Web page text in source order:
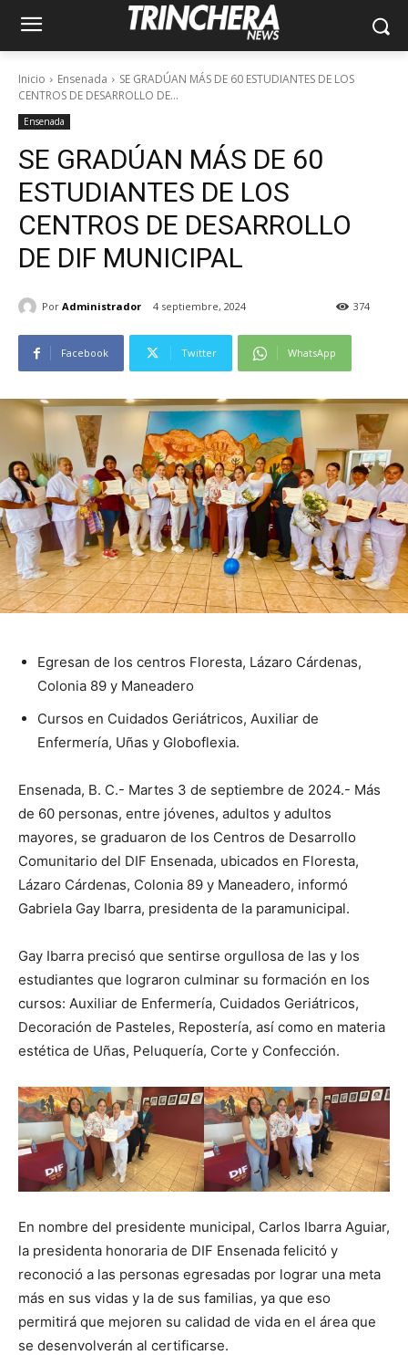
Inicio Ensenada
SE GRADÚAN MÁS DE 60 ESTUDIANTES DE LOS
CENTROS DE DESARROLLO DE...
Ensenada
SE GRADÚAN MÁS DE 60
ESTUDIANTES DE LOS
CENTROS DE DESARROLLO
DE DIF MUNICIPAL
Por Administrador 4 septiembre, 2024 374
Facebook Twitter WhatsApp
Egresan de los centros Floresta, Lázaro Cárdenas,
Colonia 89 y Maneadero
Cursos en Cuidados Geriátricos, Auxiliar de
Enfermería, Uñas y Globoflexia.
Ensenada, B. C.- Martes 3 de septiembre de 2024.- Más
de 60 personas, entre jóvenes, adultos y adultos
mayores, se graduaron de los Centros de Desarrollo
Comunitario del DIF Ensenada, ubicados en Floresta,
Lázaro Cárdenas, Colonia 89 y Maneadero, informó
Gabriela Gay Ibarra, presidenta de la paramunicipal.
Gay Ibarra precisó que sentirse orgullosa de las y los
estudiantes que lograron culminar su formación en los
cursos: Auxiliar de Enfermería, Cuidados Geriátricos,
Decoración de Pasteles, Repostería, así como en materia
estética de Uñas, Peluquería, Corte y Confección.
En nombre del presidente municipal, Carlos Ibarra Aguiar,
la presidenta honoraria de DIF Ensenada felicitó y
reconoció a las personas egresadas por lograr una meta
más en sus vidas y la de sus familias, ya que eso
permitirá que mejoren su calidad de vida en el área que
se desenvolverán al certificarse.